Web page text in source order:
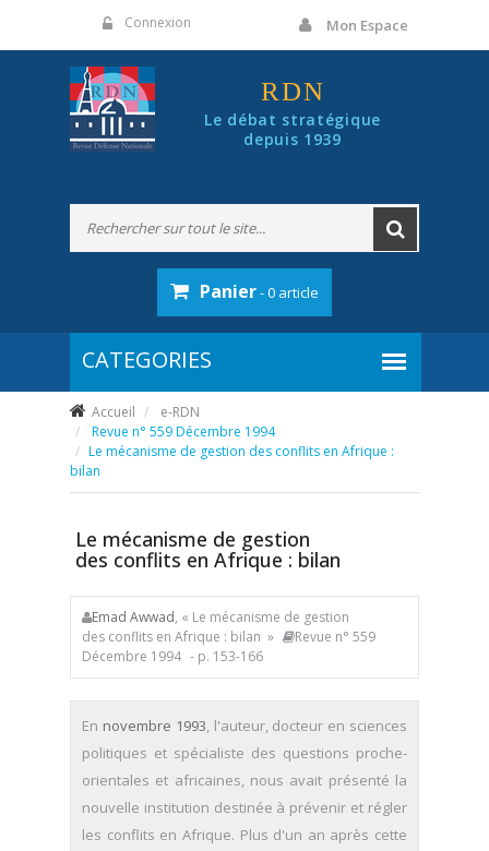
Connexion Mon Espace
RDN
Le débat stratégique
depuis 1939
Panier- 0 article
Accueil
e-RDN
Revue n° 559 Décembre 1994
Le mécanisme de gestion des conflits en Afrique :
bilan
Le mécanisme de gestion
des conflits en Afrique : bilan
Emad Awwad, « Le mécanisme de gestion
des conflits en Afrique : bilan »
Revue n° 559
Décembre 1994 - p. 153-166
En novembre 1993, l'auteur, docteur en sciences
politiques et spécialiste des questions proche-
orientales et africaines, nous avait présenté la
nouvelle institution destinée à prévenir et régler
les conflits en Afrique. Plus d'un an après cette